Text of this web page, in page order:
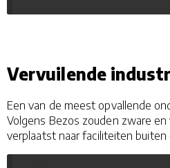
Vervuilende
Een van de meest opvallende
Volgens Bezos zouden zware
verplaatst naar faciliteiten buiten